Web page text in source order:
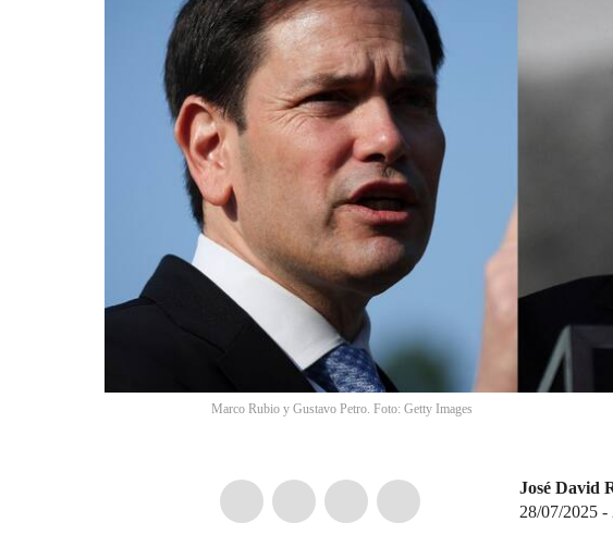
Marco Rubio y Gustavo Petro. Foto: Getty Images
José David
28/07/2025 -